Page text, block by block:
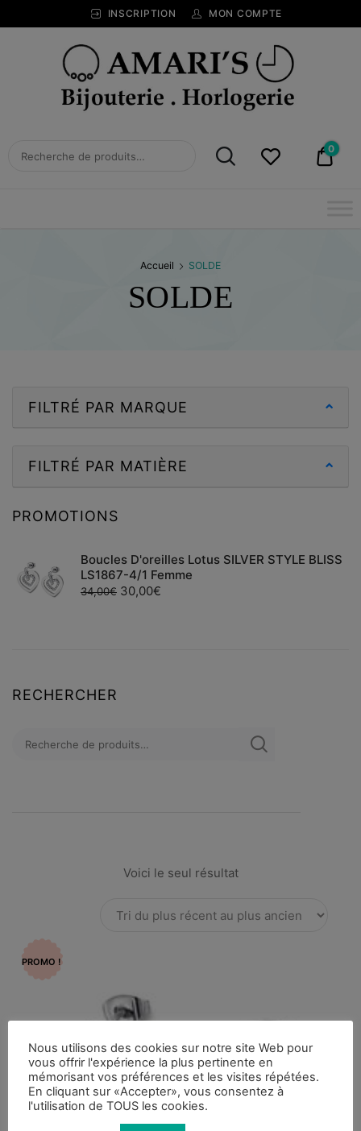
INSCRIPTION MON COMPTE
BIJOUTERIE
0
Accueil SOLDE
SOLDE
FILTRÉ PAR MARQUE
FILTRÉ PAR MATIÈRE
PROMOTIONS
Boucles D'oreilles Lotus SILVER STYLE BLISS
LS1867-4/1 Femme
34,00€ 30,00€
RECHERCHER
Voici le seul résultat
PROMO !
Nous utilisons des cookies sur notre site Web pour
vous offrir l'expérience la plus pertinente en
mémorisant vos préférences et les visites répétées.
En cliquant sur «Accepter», vous consentez à
l'utilisation de TOUS les cookies.